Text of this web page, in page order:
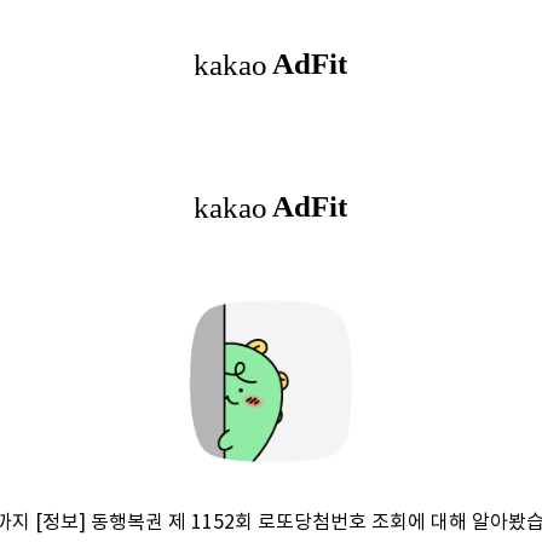
지 [정보] 동행복권 제 1152회 로또당첨번호 조회에 대해 알아봤